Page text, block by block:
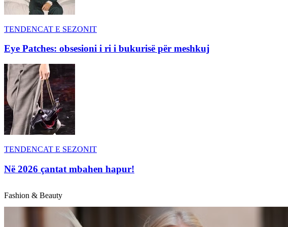
TENDENCAT E SEZONIT
Eye Patches: obsesioni i ri i bukurisë për meshkuj
TENDENCAT E SEZONIT
Në 2026 çantat mbahen hapur!
Fashion & Beauty